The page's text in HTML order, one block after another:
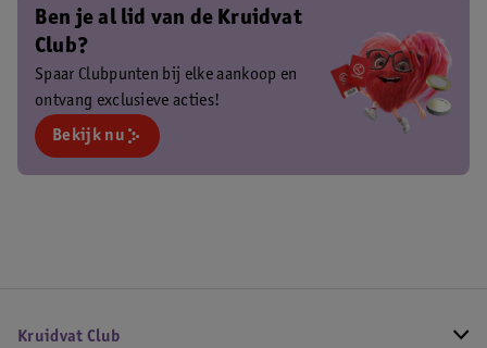
Ben je al lid van de Kruidvat
Club?
Spaar Clubpunten bij elke aankoop en
ontvang exclusieve acties!
Bekijk nu
Kruidvat Club